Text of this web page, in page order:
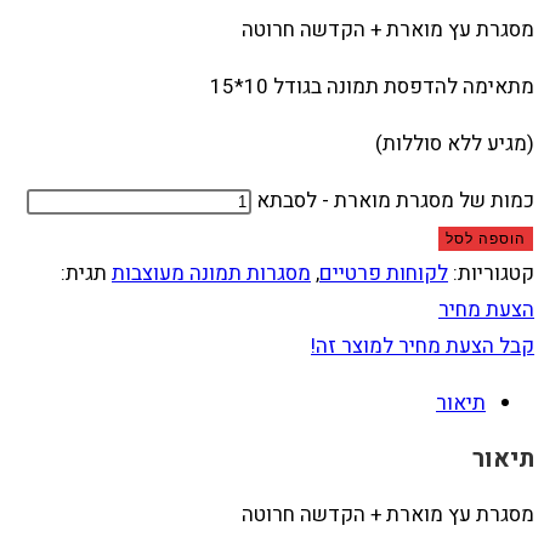
מסגרת עץ מוארת + הקדשה חרוטה
מתאימה להדפסת תמונה בגודל 10*15
(מגיע ללא סוללות)
כמות של מסגרת מוארת - לסבתא
הוספה לסל
קטגוריות: לקוחות פרטיים, מסגרות תמונה מעוצבות תגית:
הצעת מחיר
קבל הצעת מחיר למוצר זה!
תיאור
תיאור
מסגרת עץ מוארת + הקדשה חרוטה